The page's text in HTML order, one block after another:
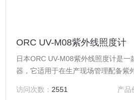
ORC UV-M08紫外线照度计
日本ORC UV-M08紫外线照度计是一
器，它适用于在生产现场管理配备紫
访问次数： 2551 产品